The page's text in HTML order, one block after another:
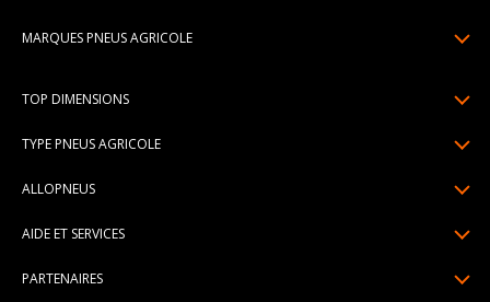
MARQUES PNEUS AGRICOLE
Pneus Galaxy
Pneus Marastar
Pneus Michelin
Pneus Malhotra
Voir toutes les marques pneus agricole
TOP DIMENSIONS
11.2-28
11.2-24
TYPE PNEUS AGRICOLE
Pneus roue motrice
ALLOPNEUS
Espace Presse
AIDE ET SERVICES
PARTENAIRES